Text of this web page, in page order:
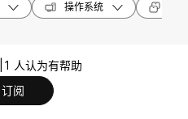
操作系统
1 人认为有帮助
订阅